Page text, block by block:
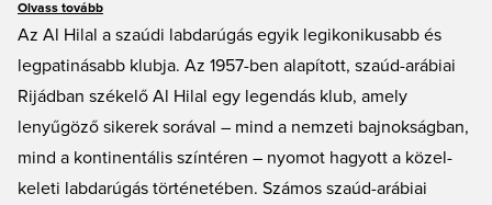
kínálunk focimezekből és egyéb termékekből, a világ minden tájáról érkező
kluboktól. És ne feledd, rányomtathatod a saját nevedet és számodat a mez
irány a vásárlás!
Olvass tovább
Az Al Hilal a szaúdi labdarúgás egyik legikonikusabb és
legpatinásabb klubja. Az 1957-ben alapított, szaúd-arábiai
Rijádban székelő Al Hilal egy legendás klub, amely
lenyűgöző sikerek sorával – mind a nemzeti bajnokságban,
mind a kontinentális színtéren – nyomot hagyott a közel-
keleti labdarúgás történetében. Számos szaúd-arábiai